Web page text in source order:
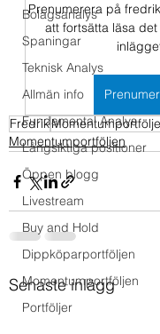
Bolagsanalys
Spaningar
Teknisk Analys
Allmän info
Fundamental Analys
Långsiktiga positioner
Öppen blogg
Livestream
Buy and Hold
Dippköparportföljen
Momentumportföljen
Portföljer
Prenumerera på
att fortsätta läsa
Fredrik
Momentumportföljen
Senaste inlägg